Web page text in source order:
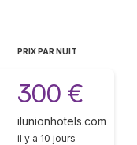
PRIX PAR NUIT
300 €
ilunionhotels.com
il y a 10 jours